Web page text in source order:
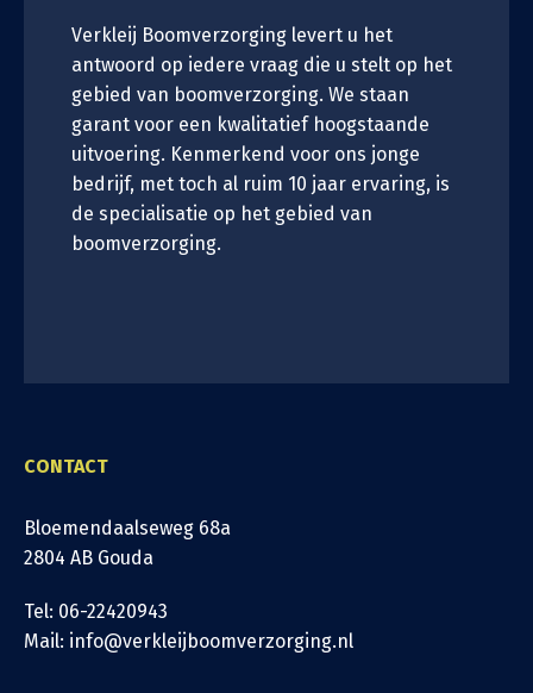
Verkleij Boomverzorging levert u het
antwoord op iedere vraag die u stelt op het
gebied van boomverzorging. We staan
garant voor een kwalitatief hoogstaande
uitvoering. Kenmerkend voor ons jonge
bedrijf, met toch al ruim 10 jaar ervaring, is
de specialisatie op het gebied van
boomverzorging.
CONTACT
Bloemendaalseweg 68a
2804 AB Gouda
Tel: 06-22420943
Mail: info@verkleijboomverzorging.nl